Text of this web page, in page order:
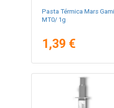
Pasta Térmica Mars
MT0/ 1g
1,39 €